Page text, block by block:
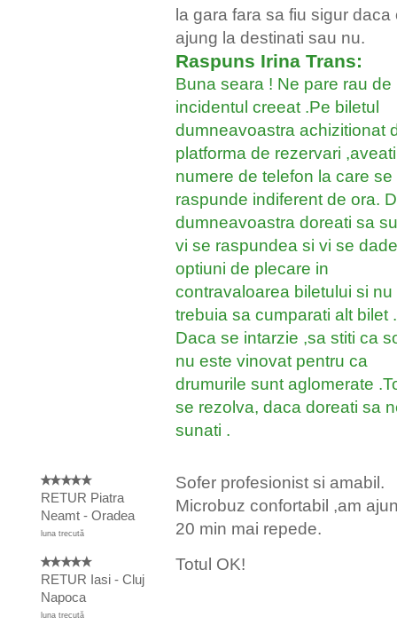
la gara fara sa fiu sigur daca
ajung la destinati sau nu.
Raspuns Irina Trans:
Buna seara ! Ne pare rau de
incidentul creeat .Pe biletul
dumneavoastra achizitionat
platforma de rezervari
numere de telefon la care se
raspunde indiferent de ora.
dumneavoastra doreati sa
vi se raspundea si vi se
optiuni de plecare in
contravaloarea biletului si nu
trebuia sa cumparati alt bilet .
Daca se intarzie ,sa stiti ca
nu este vinovat pentru ca
drumurile sunt aglomerate
se rezolva, daca doreati sa
sunati .
RETUR Piatra
Neamt - Oradea
luna trecută
Sofer profesionist si amabil.
Microbuz confortabil ,am
20 min mai repede.
RETUR Iasi - Cluj
Napoca
luna trecută
Totul OK!